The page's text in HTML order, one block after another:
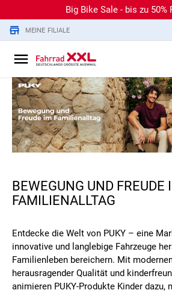
Big Bike Sale - bis zu 50%
MEINE FILIALE
BEWEGUNG UND FREUDE
FAMILIENALLTAG
Entdecke die Welt von PUKY – eine
innovative und langlebige Fahrzeuge
Familienleben bereichern. Mit
herausragender Qualität und
animieren PUKY-Produkte Kinder dazu,